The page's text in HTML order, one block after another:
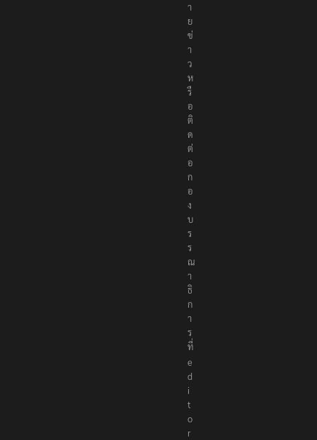
า
ย
ข่
า
ว
ห
รื
อ
ติ
ด
ต่
อ
ก
อ
ง
บ
ร
ร
ณ
า
ธิ
ก
า
ร
ที่
e
d
i
t
o
r